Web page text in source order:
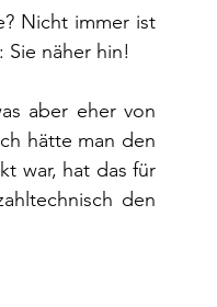
Nicht immer ist
näher hin!
aber eher von
hätte man den
war, hat das für
den